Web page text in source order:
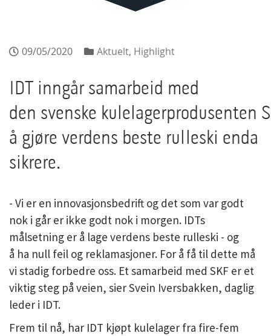
09/05/2020 Aktuelt, Highlight
IDT inngår samarbeid med
den svenske kulelagerprodusenten
å gjøre verdens beste rulleski enda
sikrere.
- Vi er en innovasjonsbedrift og det som var godt
nok i går er ikke godt nok i morgen. IDTs
målsetning er å lage verdens beste rulleski - og
å ha null feil og reklamasjoner. For å få til dette må
vi stadig forbedre oss. Et samarbeid med SKF er et
viktig steg på veien, sier Svein Iversbakken, daglig
leder i IDT.
Frem til nå, har IDT kjøpt kulelager fra fire-fem